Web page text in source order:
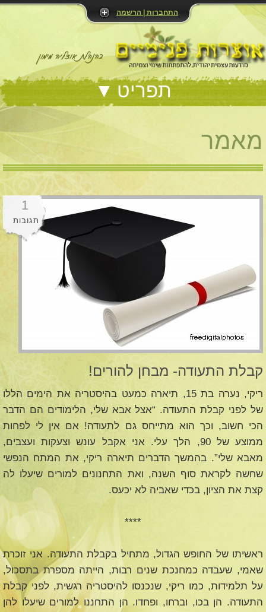
התחברות | הרשמה
תפריט
מאמר
קבלת התעודה- מבחן להורים!
ריקי, נערה בת 15, תיארה כמעט בהיסטריה את הימים הללו
של לפני קבלת התעודה. “אצל אבא שלי, הלימודים הם הדבר
הכי חשוב, וכך הוא מתייחס גם לתעודה! אם אין לי לפחות
ממוצע של 90, הלך עלי. אני אקבל עונש וצעקות ועצבים,
מאבא שלי”. בהמשך הדברים תיארה ריקי, את המתח הנפשי
שחשה לקראת סוף השנה, ואת התחנונים למורים שיעלו לה
קצת את הציון, בכדי שאביה לא יכעס.
****
ראשיתו של החופש הגדול, מתחיל בקבלת התעודה. אני זוכרת
שאמי, שעבדה כמחנכת שנים רבות, הייתה מספרת בתסכול,
על תלמידות, כמו ריקי, שנכנסו להיסטריה רגשית, לפני קבלת
התעודה. הן בכו, וברחו, ופחדו. הן התחננו למורים שיעלו להן
1
תגובות